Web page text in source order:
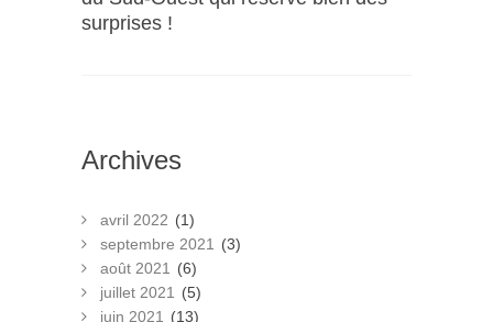
surprises !
Archives
avril 2022 (1)
septembre 2021
(3)
août 2021
(6)
juillet 2021
(5)
juin 2021
(13)